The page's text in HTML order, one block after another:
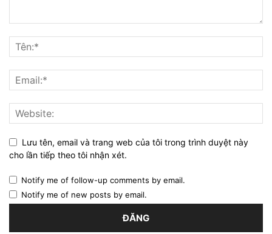
Lưu tên, email và trang web của tôi trong trình duyệt này
cho lần tiếp theo tôi nhận xét.
Notify me of follow-up comments by email.
Notify me of new posts by email.